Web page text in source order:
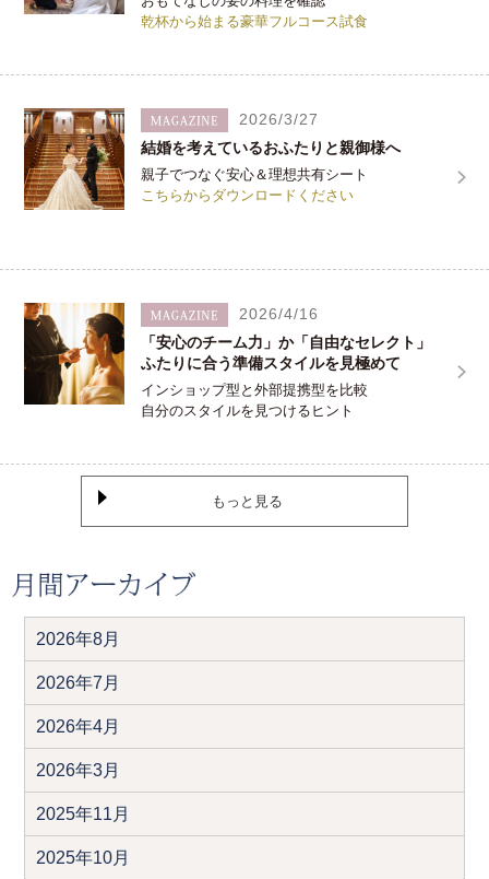
乾杯から始まる豪華フルコース試食
2026/3/27
結婚を考えているおふたりと親御様へ
親子でつなぐ安心＆理想共有シート
こちらからダウンロードください
2026/4/16
「安心のチーム力」か「自由なセレクト」
ふたりに合う準備スタイルを見極めて
インショップ型と外部提携型を比較
自分のスタイルを見つけるヒント
もっと見る
2026年8月
2026年7月
2026年4月
2026年3月
2025年11月
2025年10月